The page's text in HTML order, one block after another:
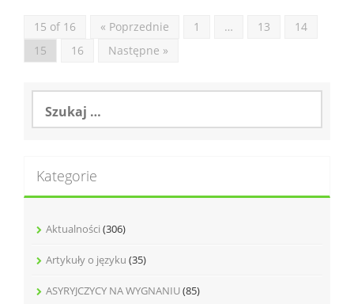
15 of 16 « Poprzednie 1 … 13
14
15
16 Następne »
Szukaj:
Kategorie
Aktualności (306)
Artykuły o języku (35)
ASYRYJCZYCY NA WYGNANIU(85)